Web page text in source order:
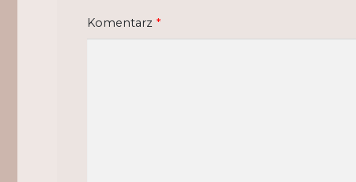
Komentarz *